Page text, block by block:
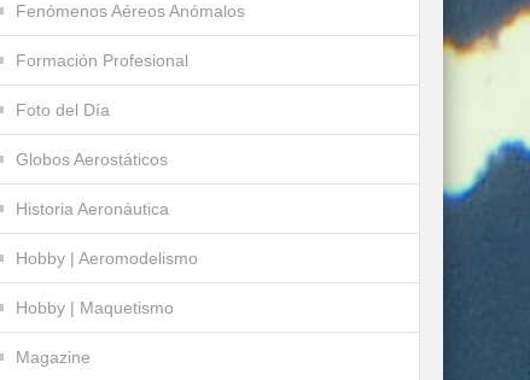
Fenómenos Aéreos Anómalos
Formación Profesional
Foto del Día
Globos Aerostáticos
Historia Aeronáutica
Hobby | Aeromodelismo
Hobby | Maquetismo
Magazine